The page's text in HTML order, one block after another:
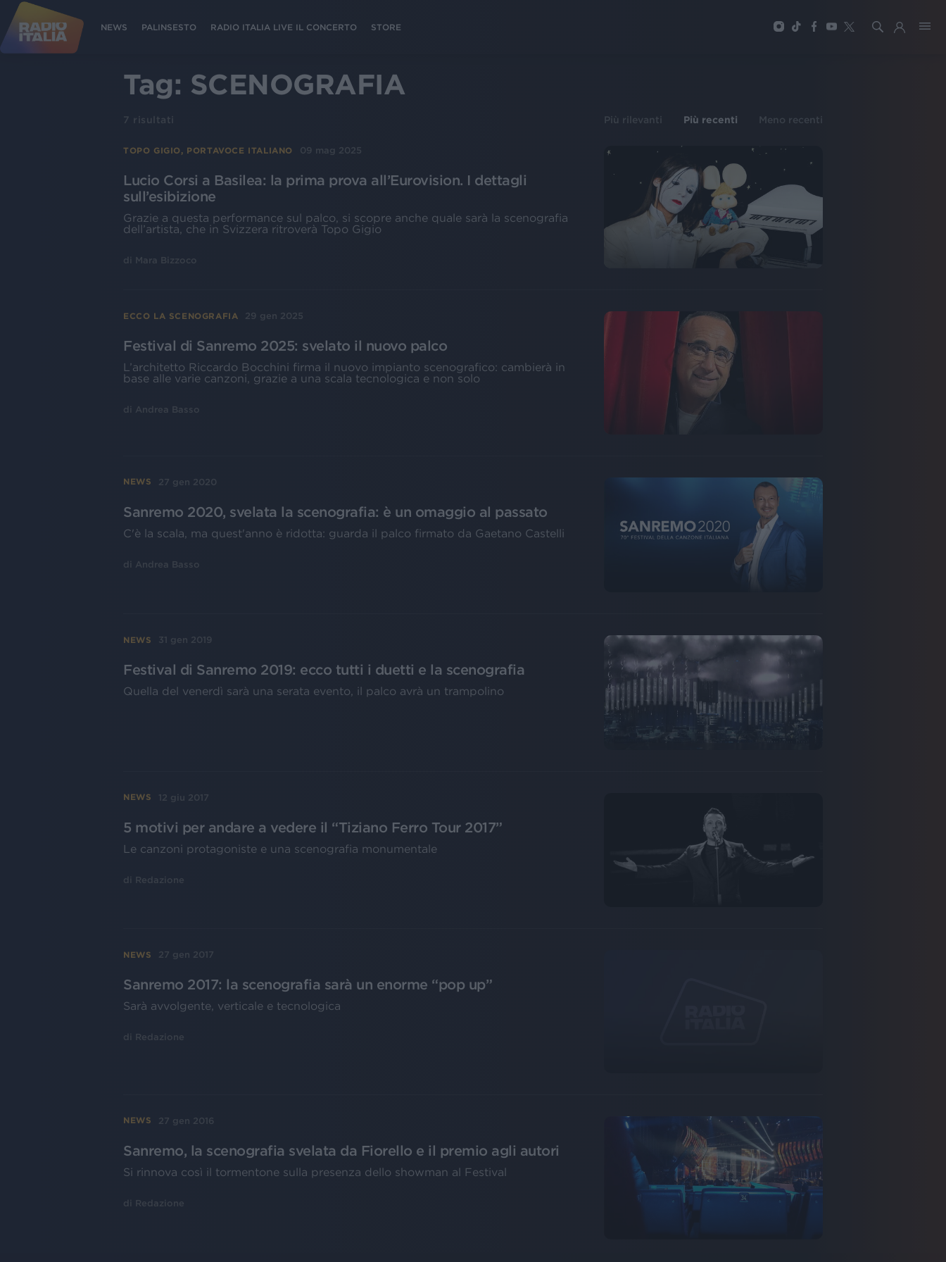
NEWS PALINSESTO RADIO ITALIA LIVE IL CONCERTO STORE
Tag: SCENOGRAFIA
7 risultati Più rilevanti Più recenti Meno recenti
TOPO GIGIO, PORTAVOCE ITALIANO 09 mag 2025
Lucio Corsi a Basilea: la prima prova all’Eurovision. I dettagli
sull’esibizione
Grazie a questa performance sul palco, si scopre anche quale sarà la scenografia
dell’artista, che in Svizzera ritroverà Topo Gigio
di Mara Bizzoco
ECCO LA SCENOGRAFIA 29 gen 2025
Festival di Sanremo 2025: svelato il nuovo palco
L’architetto Riccardo Bocchini firma il nuovo impianto scenografico: cambierà in
base alle varie canzoni, grazie a una scala tecnologica e non solo
di Andrea Basso
NEWS 27 gen 2020
Sanremo 2020, svelata la scenografia: è un omaggio al passato
C'è la scala, ma quest'anno è ridotta: guarda il palco firmato da Gaetano Castelli
di Andrea Basso
NEWS 31 gen 2019
Festival di Sanremo 2019: ecco tutti i duetti e la scenografia
Quella del venerdì sarà una serata evento, il palco avrà un trampolino
NEWS 12 giu 2017
5 motivi per andare a vedere il “Tiziano Ferro Tour 2017”
Le canzoni protagoniste e una scenografia monumentale
di Redazione
NEWS 27 gen 2017
Sanremo 2017: la scenografia sarà un enorme “pop up”
Sarà avvolgente, verticale e tecnologica
di Redazione
NEWS 27 gen 2016
Sanremo, la scenografia svelata da Fiorello e il premio agli autori
Si rinnova così il tormentone sulla presenza dello showman al Festival
di Redazione